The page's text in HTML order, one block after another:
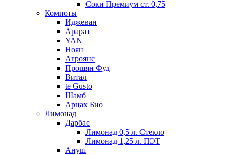
Соки Премиум ст. 0,75
Компоты
Иджеван
Арарат
YAN
Ноян
Агроянс
Прошян Фуд
Витал
te Gusto
Шамб
Арцах Био
Лимонад
Дарбас
Лимонад 0,5 л. Стекло
Лимонад 1,25 л. ПЭТ
Ануш